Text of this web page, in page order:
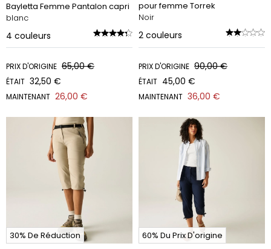
Bayletta Femme Pantalon capri
blanc
4 couleurs
PRIX D'ORIGINE 65,00 €
ÉTAIT 32,50 €
MAINTENANT 26,00 €
pour femme Torrek
Noir
2 couleurs
PRIX D'ORIGINE 90,00 €
ÉTAIT 45,00 €
MAINTENANT 36,00 €
30% De Réduction
60% Du Prix D'origine